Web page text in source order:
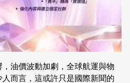
油價波動加劇，全球航運與物
而言，這或許只是國際新聞的